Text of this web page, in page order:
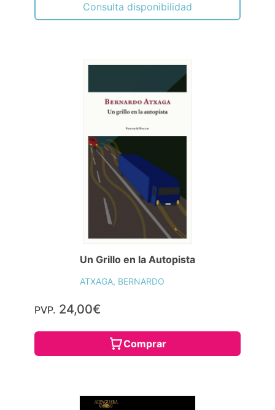
Consulta disponibilidad
Un Grillo en la Autopista
ATXAGA, BERNARDO
PVP. 24,00€
Comprar